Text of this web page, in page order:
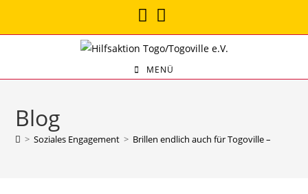
MENÜ
Blog
> Soziales Engagement > Brillen endlich auch für Togoville –